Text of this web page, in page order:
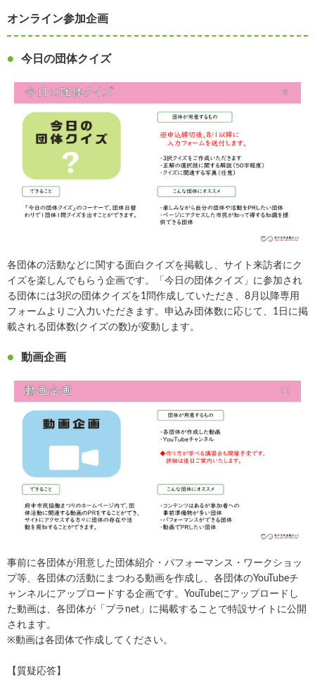
オンライン参加企画
今日の団体クイズ
各団体の活動などに関する面白クイズを掲載し、サイト来訪者にク
イズを楽しんでもらう企画です。「今日の団体クイズ」に参加され
る団体には3択の団体クイズを1問作成していただき、8月以降専用
フォームよりご入力いただきます。申込み団体数に応じて、1日に掲
載される団体数(クイズの数)が変動します。
動画企画
事前に各団体が用意した団体紹介・パフォーマンス・ワークショッ
プ等、各団体の活動にまつわる動画を作成し、各団体のYouTubeチ
ャンネルにアップロードする企画です。YouTubeにアップロードし
た動画は、各団体が「プラnet」に掲載することで特設サイトに公開
されます。
※動画は各団体で作成してください。
【質疑応答】